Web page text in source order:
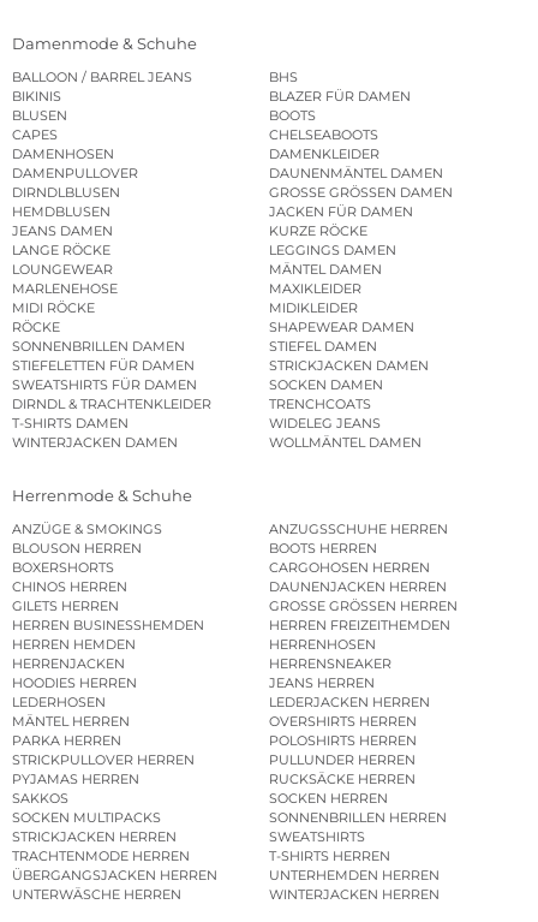
Damenmode & Schuhe
BALLOON / BARREL JEANS
BHS
BIKINIS
BLAZER FÜR DAMEN
BLUSEN
BOOTS
CAPES
CHELSEABOOTS
DAMENHOSEN
DAMENKLEIDER
DAMENPULLOVER
DAUNENMÄNTEL DAMEN
DIRNDLBLUSEN
GROSSE GRÖSSEN DAMEN
HEMDBLUSEN
JACKEN FÜR DAMEN
JEANS DAMEN
KURZE RÖCKE
LANGE RÖCKE
LEGGINGS DAMEN
LOUNGEWEAR
MÄNTEL DAMEN
MARLENEHOSE
MAXIKLEIDER
MIDI RÖCKE
MIDIKLEIDER
RÖCKE
SHAPEWEAR DAMEN
SONNENBRILLEN DAMEN
STIEFEL DAMEN
STIEFELETTEN FÜR DAMEN
STRICKJACKEN DAMEN
SWEATSHIRTS FÜR DAMEN
SOCKEN DAMEN
DIRNDL & TRACHTENKLEIDER
TRENCHCOATS
T-SHIRTS DAMEN
WIDELEG JEANS
WINTERJACKEN DAMEN
WOLLMÄNTEL DAMEN
Herrenmode & Schuhe
ANZÜGE & SMOKINGS
ANZUGSSCHUHE HERREN
BLOUSON HERREN
BOOTS HERREN
BOXERSHORTS
CARGOHOSEN HERREN
CHINOS HERREN
DAUNENJACKEN HERREN
GILETS HERREN
GROSSE GRÖSSEN HERREN
HERREN BUSINESSHEMDEN
HERREN FREIZEITHEMDEN
HERREN HEMDEN
HERRENHOSEN
HERRENJACKEN
HERRENSNEAKER
HOODIES HERREN
JEANS HERREN
LEDERHOSEN
LEDERJACKEN HERREN
MÄNTEL HERREN
OVERSHIRTS HERREN
PARKA HERREN
POLOSHIRTS HERREN
STRICKPULLOVER HERREN
PULLUNDER HERREN
PYJAMAS HERREN
RUCKSÄCKE HERREN
SAKKOS
SOCKEN HERREN
SOCKEN MULTIPACKS
SONNENBRILLEN HERREN
STRICKJACKEN HERREN
SWEATSHIRTS
TRACHTENMODE HERREN
T-SHIRTS HERREN
ÜBERGANGSJACKEN HERREN
UNTERHEMDEN HERREN
UNTERWÄSCHE HERREN
WINTERJACKEN HERREN